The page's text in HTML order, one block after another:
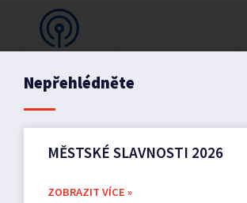
Nepřehlédněte
MĚSTSKÉ SLAVNOSTI 2026
ZOBRAZIT VÍCE »